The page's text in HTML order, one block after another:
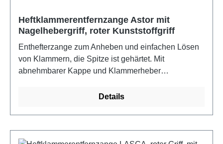
Heftklammerentfernzange Astor mit
Nagelhebergriff, roter Kunststoffgriff
Enthefterzange zum Anheben und einfachen Lösen
von Klammern, die Spitze ist gehärtet. Mit
abnehmbarer Kappe und Klammerheber
Details